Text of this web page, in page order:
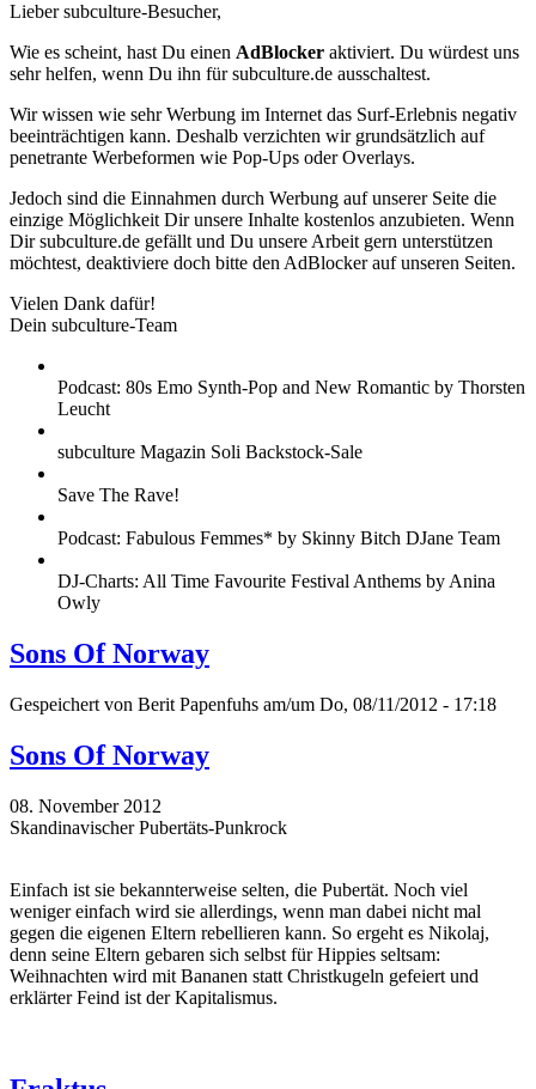
Lieber subculture-Besucher,
Wie es scheint, hast Du einen AdBlocker aktiviert. Du würdest uns
sehr helfen, wenn Du ihn für subculture.de ausschaltest.
Wir wissen wie sehr Werbung im Internet das Surf-Erlebnis negativ
beeinträchtigen kann. Deshalb verzichten wir grundsätzlich auf
penetrante Werbeformen wie Pop-Ups oder Overlays.
Jedoch sind die Einnahmen durch Werbung auf unserer Seite die
einzige Möglichkeit Dir unsere Inhalte kostenlos anzubieten. Wenn
Dir subculture.de gefällt und Du unsere Arbeit gern unterstützen
möchtest, deaktiviere doch bitte den AdBlocker auf unseren Seiten.
Vielen Dank dafür!
Dein subculture-Team
Podcast: 80s Emo Synth-Pop and New Romantic by Thorsten
Leucht
subculture Magazin Soli Backstock-Sale
Save The Rave!
Podcast: Fabulous Femmes* by Skinny Bitch DJane Team
DJ-Charts: All Time Favourite Festival Anthems by Anina
Owly
Sons Of Norway
Gespeichert von Berit Papenfuhs am/um Do, 08/11/2012 - 17:18
Sons Of Norway
08. November 2012
Skandinavischer Pubertäts-Punkrock
Einfach ist sie bekannterweise selten, die Pubertät. Noch viel
weniger einfach wird sie allerdings, wenn man dabei nicht mal
gegen die eigenen Eltern rebellieren kann. So ergeht es Nikolaj,
denn seine Eltern gebaren sich selbst für Hippies seltsam:
Weihnachten wird mit Bananen statt Christkugeln gefeiert und
erklärter Feind ist der Kapitalismus.